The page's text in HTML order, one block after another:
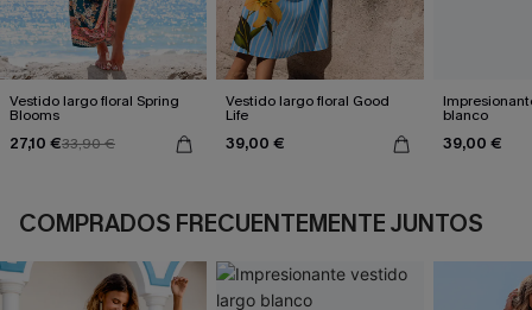
Vestido largo floral Spring
Blooms
27,10 €33,90 €
Vestido largo floral Good
Life
39,00 €
blanco
39,00 €
COMPRADOS FRECUENTEMENTE JUNTOS